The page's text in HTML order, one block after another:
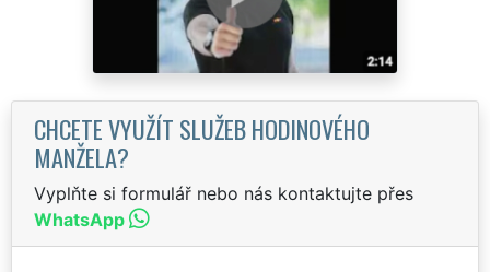
CHCETE VYUŽÍT SLUŽEB HODINOVÉHO
MANŽELA?
Vyplňte si formulář nebo nás kontaktujte přes
WhatsApp